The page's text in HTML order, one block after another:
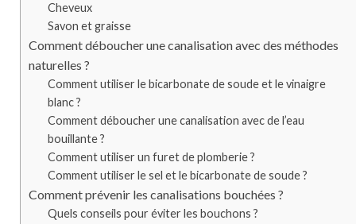
Cheveux
Savon et graisse
Comment déboucher une canalisation avec des méthodes
naturelles ?
Comment utiliser le bicarbonate de soude et le vinaigre
blanc ?
Comment déboucher une canalisation avec de l’eau
bouillante ?
Comment utiliser un furet de plomberie ?
Comment utiliser le sel et le bicarbonate de soude ?
Comment prévenir les canalisations bouchées ?
Quels conseils pour éviter les bouchons ?